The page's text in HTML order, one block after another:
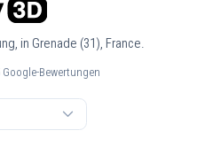
in Grenade (31), France.
Google-Bewertungen